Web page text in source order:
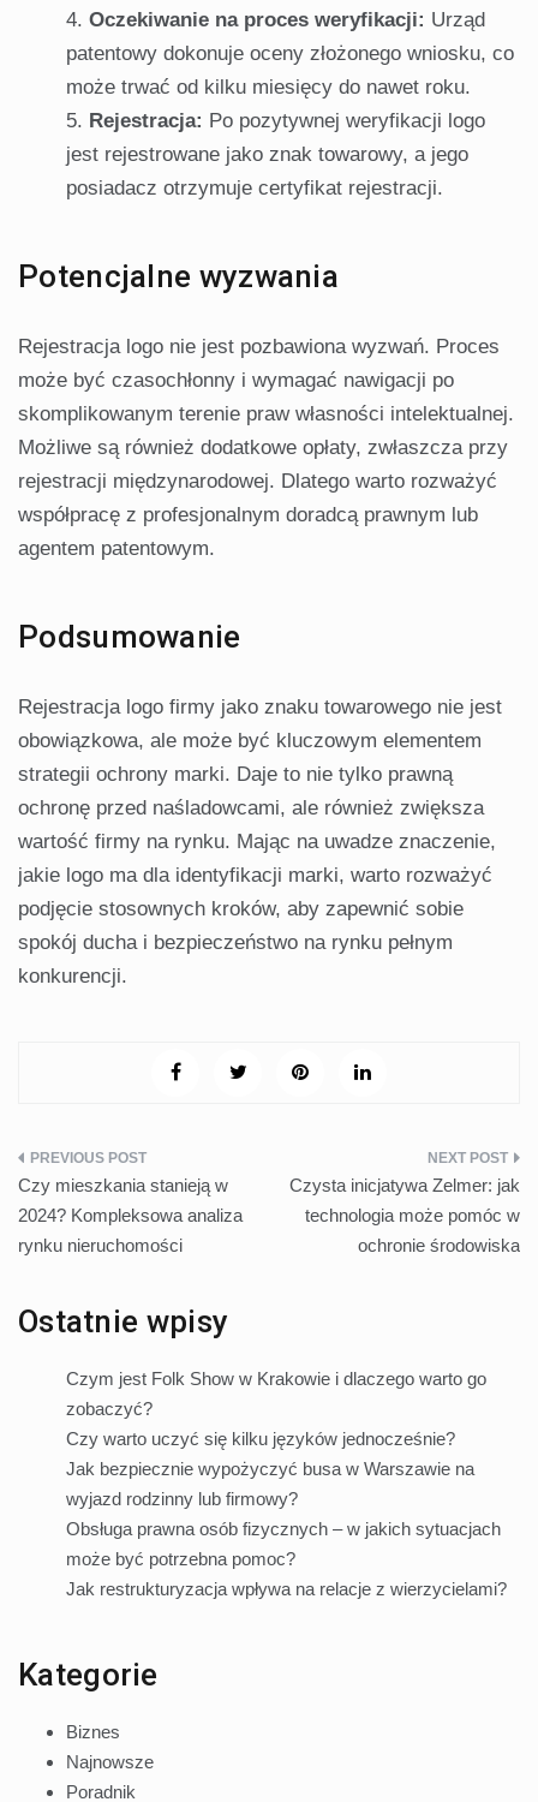
Oczekiwanie na proces weryfikacji: Urząd
patentowy dokonuje oceny złożonego wniosku, co
może trwać od kilku miesięcy do nawet roku.
Rejestracja: Po pozytywnej weryfikacji logo
jest rejestrowane jako znak towarowy, a jego
posiadacz otrzymuje certyfikat rejestracji.
Potencjalne wyzwania
Rejestracja logo nie jest pozbawiona wyzwań. Proces
może być czasochłonny i wymagać nawigacji po
skomplikowanym terenie praw własności intelektualnej.
Możliwe są również dodatkowe opłaty, zwłaszcza przy
rejestracji międzynarodowej. Dlatego warto rozważyć
współpracę z profesjonalnym doradcą prawnym lub
agentem patentowym.
Podsumowanie
Rejestracja logo firmy jako znaku towarowego nie jest
obowiązkowa, ale może być kluczowym elementem
strategii ochrony marki. Daje to nie tylko prawną
ochronę przed naśladowcami, ale również zwiększa
wartość firmy na rynku. Mając na uwadze znaczenie,
jakie logo ma dla identyfikacji marki, warto rozważyć
podjęcie stosownych kroków, aby zapewnić sobie
spokój ducha i bezpieczeństwo na rynku pełnym
konkurencji.
Nawigacja
wpisu
Czy mieszkania stanieją w
2024? Kompleksowa analiza
rynku nieruchomości
Czysta inicjatywa Zelmer: jak
technologia może pomóc w
ochronie środowiska
Ostatnie wpisy
Czym jest Folk Show w Krakowie i dlaczego warto go
zobaczyć?
Czy warto uczyć się kilku języków jednocześnie?
Jak bezpiecznie wypożyczyć busa w Warszawie na
wyjazd rodzinny lub firmowy?
Obsługa prawna osób fizycznych – w jakich sytuacjach
może być potrzebna pomoc?
Jak restrukturyzacja wpływa na relacje z wierzycielami?
Kategorie
Biznes
Najnowsze
Poradnik